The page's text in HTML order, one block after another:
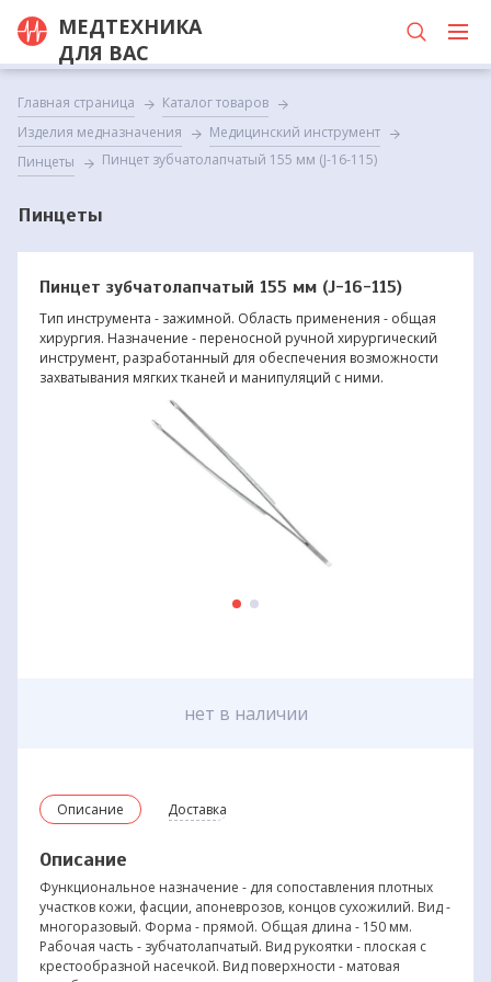
МЕДТЕХНИКА
ДЛЯ ВАС
Главная страница
Каталог товаров
Изделия медназначения
Медицинский инструмент
Пинцеты
Пинцет зубчатолапчатый 155 мм (J-16-115)
Пинцеты
Пинцет зубчатолапчатый 155 мм (J-16-115)
Тип инструмента - зажимной. Область применения - общая
хирургия. Назначение - переносной ручной хирургический
инструмент, разработанный для обеспечения возможности
захватывания мягких тканей и манипуляций с ними.
Описание Доставка
Описание
Функциональное назначение - для сопоставления плотных
участков кожи, фасции, апоневрозов, концов сухожилий. Вид -
многоразовый. Форма - прямой. Общая длина - 150 мм.
Рабочая часть - зубчатолапчатый. Вид рукоятки - плоская с
крестообразной насечкой. Вид поверхности - матовая
нет в наличии